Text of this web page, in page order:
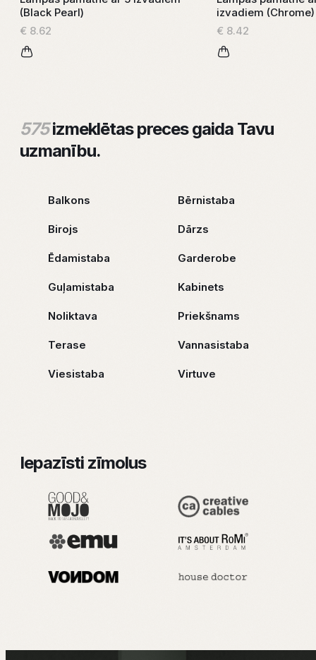
(Black Pearl)
€ 8.62
izvadiem (Chrome)
€ 8.42
575izmeklētas preces gaida Tavu
uzmanību.
Balkons Bērnistaba
Birojs Dārzs
Ēdamistaba Garderobe
Guļamistaba Kabinets
Noliktava Priekšnams
Terase Vannasistaba
Viesistaba Virtuve
Iepazīsti zīmolus